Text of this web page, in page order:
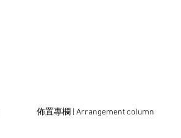
佈置專欄 | Arrangement column